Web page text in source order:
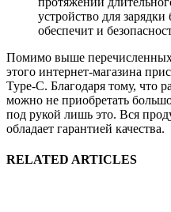
устройство для зарядки
обеспечит и
Помимо выше перечисленных
этого интернет-магазина
Type-C. Благодаря тому, что
можно не приобретать
под рукой лишь это. Вся
обладает гарантией качества.
RELATED ARTICLES